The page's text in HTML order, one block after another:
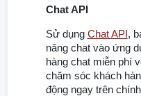
Chat API
Sử dụng Chat API,
năng chat vào ứng
hàng chat miễn phí
chăm sóc khách
động ngay trên